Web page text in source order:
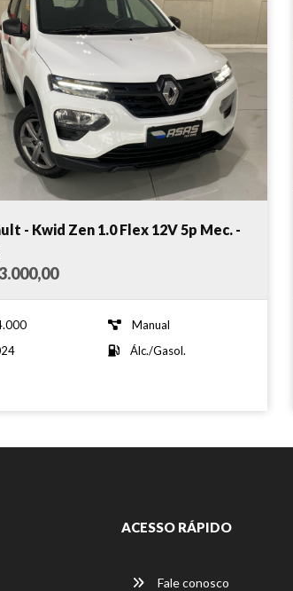
- Kwid Zen 1.0 Flex 12V 5p Mec. -
Manual
Álc./Gasol.
ACESSO RÁPIDO
Fale conosco